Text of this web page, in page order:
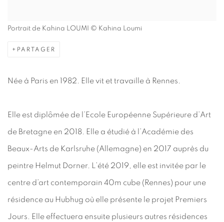
Portrait de Kahina LOUMI © Kahina Loumi
PARTAGER
Née à Paris en 1982. Elle vit et travaille à Rennes.
Elle est diplômée de l’Ecole Européenne Supérieure d’Art
de Bretagne en 2018. Elle a étudié à l’Académie des
Beaux-Arts de Karlsruhe (Allemagne) en 2017 auprès du
peintre Helmut Dorner. L’été 2019, elle est invitée par le
centre d’art contemporain 40m cube (Rennes) pour une
résidence au Hubhug où elle présente le projet Premiers
Jours. Elle effectuera ensuite plusieurs autres résidences